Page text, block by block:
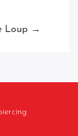
Loup →